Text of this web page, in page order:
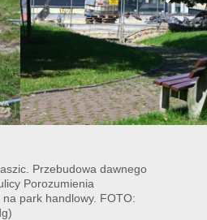
Przebudowa dawnego
Porozumienia
park handlowy. FOTO: